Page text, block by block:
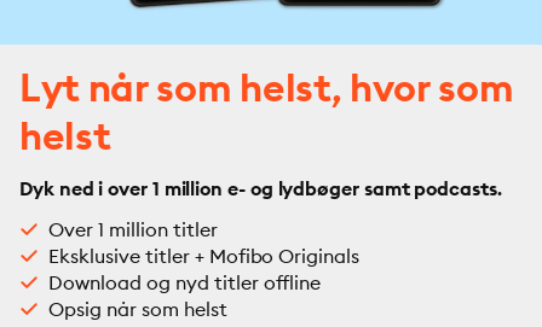
Lyt når som helst, hvor som
helst
Dyk ned i over 1 million e- og lydbøger samt podcasts.
Over 1 million titler
Eksklusive titler + Mofibo Originals
Download og nyd titler offline
Opsig når som helst